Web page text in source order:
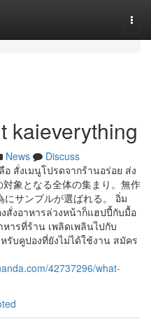
kaieverything
News
Discuss
สั่งเมนูโปรดจากร้านอร่อย ส่ง
象となる全体の集まり。無作
サンプルが選ばれる。 อิ่ม
สั่งอาหารล่วงหน้าก็แฮปปี้กับมื้อ
หารที่ร้าน เพลิดเพลินไปกับ
บคูปองที่ยังไม่ได้ใช้งาน สมัคร
42737296/what-